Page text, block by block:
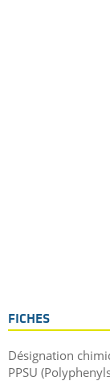
FICHES
Désignation
PPSU